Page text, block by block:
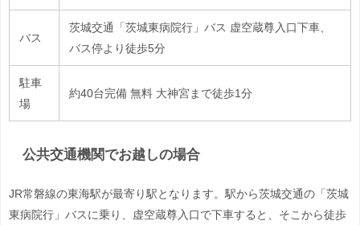
バス
茨城交通「茨城東病院行」バス 虚空蔵尊入口下車、
バス停より徒歩5分
駐車
場
約40台完備 無料 大神宮まで徒歩1分
公共交通機関でお越しの場合
JR常磐線の東海駅が最寄り駅となります。駅から茨城交通の「茨城
東病院行」バスに乗り、虚空蔵尊入口で下車すると、そこから徒歩